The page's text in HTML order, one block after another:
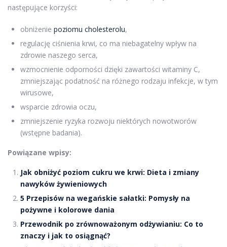
następujące korzyści:
obniżenie poziomu cholesterolu,
regulację ciśnienia krwi, co ma niebagatelny wpływ na
zdrowie naszego serca,
wzmocnienie odporności dzięki zawartości witaminy C,
zmniejszając podatność na różnego rodzaju infekcje, w tym
wirusowe,
wsparcie zdrowia oczu,
zmniejszenie ryzyka rozwoju niektórych nowotworów
(wstępne badania).
Powiązane wpisy:
Jak obniżyć poziom cukru we krwi: Dieta i zmiany
nawyków żywieniowych
5 Przepisów na wegańskie sałatki: Pomysły na
pożywne i kolorowe dania
Przewodnik po zrównoważonym odżywianiu: Co to
znaczy i jak to osiągnąć?